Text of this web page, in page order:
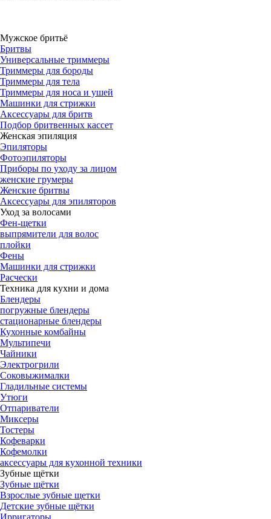
Мужское бритьё
Бритвы
Универсальные триммеры
Триммеры для бороды
Триммеры для тела
Триммеры для носа и ушей
Машинки для стрижки
Аксессуары для бритв
Подбор бритвенных кассет
Женская эпиляция
Эпиляторы
Фотоэпиляторы
Приборы по уходу за лицом
женские грумеры
Женские бритвы
Аксессуары для эпиляторов
Уход за волосами
Фен-щетки
выпрямители для волос
плойки
Фены
Машинки для стрижки
Расчески
Техника для кухни и дома
Блендеры
погружные блендеры
стационарные блендеры
Кухонные комбайны
Мультипечи
Чайники
Электрогрили
Соковыжималки
Гладильные системы
Утюги
Отпариватели
Миксеры
Тостеры
Кофеварки
Кофемолки
аксессуары для кухонной техники
Зубные щётки
Зубные щётки
Взрослые зубные щетки
Детские зубные щётки
Ирригаторы